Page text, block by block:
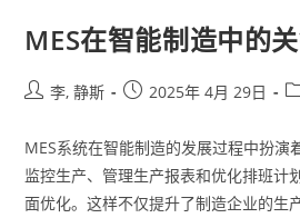
MES在智能制造中的
李, 静斯 2025年 4月 29日
MES系统在智能制造的发展过程中扮演
监控生产、管理生产报表和优化排班计
面优化。这样不仅提升了制造企业的生